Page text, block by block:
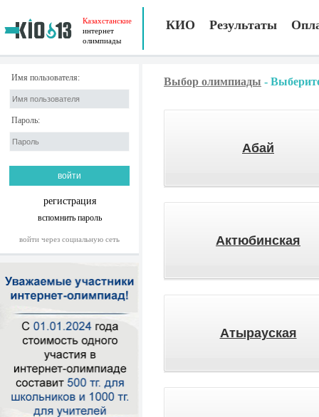
Казахстанские
интернет
олимпиады
КИО Результаты
Имя пользователя:
Пароль:
регистрация
вспомнить пароль
войти через социальную сеть
Выбор олимпиады -
Абай
Актюбинская
Атырауская